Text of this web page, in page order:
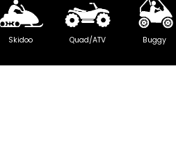
Skidoo Quad/ATV Buggy